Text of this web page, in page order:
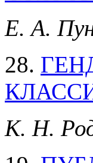
Е. А.
28.
К. Н.